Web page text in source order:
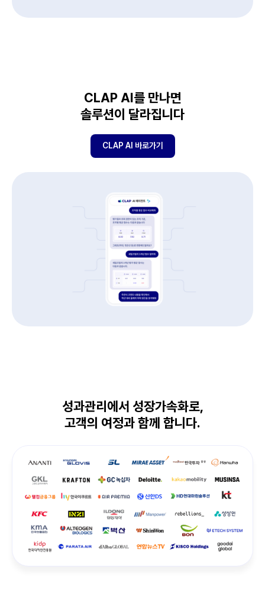
CLAP AI를 만나면
솔루션이 달라집니다
CLAP AI 바로가기
성과관리에서 성장가속화로,
고객의 여정과 함께 합니다.